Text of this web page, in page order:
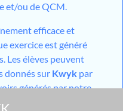
et/ou de QCM.
efficace et
exercice est généré
Les élèves peuvent
donnés sur Kwyk par
générés par notre
grâce aux différents